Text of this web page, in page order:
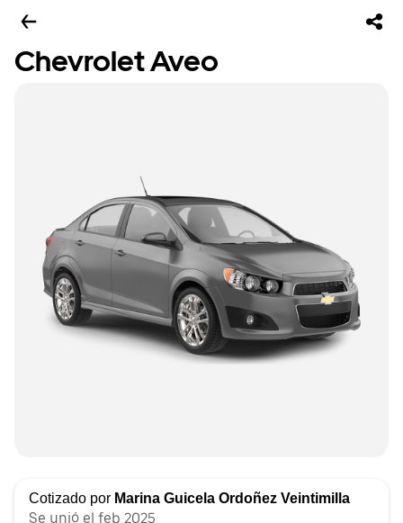
Chevrolet Aveo
Cotizado por Marina Guicela Ordoñez Veintimilla
Se unió el feb 2025